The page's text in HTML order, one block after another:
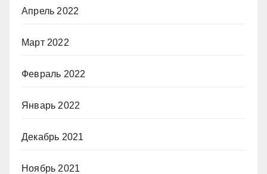
Апрель 2022
Март 2022
Февраль 2022
Январь 2022
Декабрь 2021
Ноябрь 2021